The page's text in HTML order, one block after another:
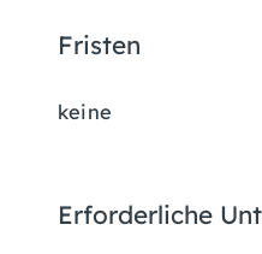
Fristen
keine
Erforderliche